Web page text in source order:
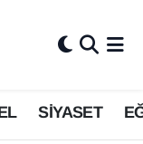
SİYASET